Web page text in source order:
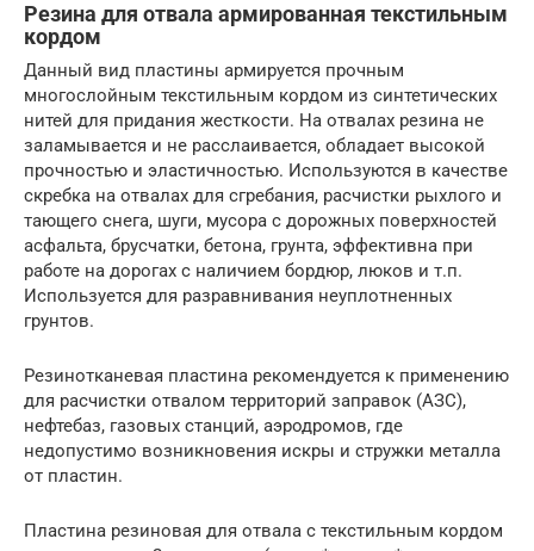
Резина для отвала армированная текстильным
кордом
Данный вид пластины армируется прочным
многослойным текстильным кордом из синтетических
нитей для придания жесткости. На отвалах резина не
заламывается и не расслаивается, обладает высокой
прочностью и эластичностью. Используются в качестве
скребка на отвалах для сгребания, расчистки рыхлого и
тающего снега, шуги, мусора с дорожных поверхностей
асфальта, брусчатки, бетона, грунта, эффективна при
работе на дорогах с наличием бордюр, люков и т.п.
Используется для разравнивания неуплотненных
грунтов.
Резинотканевая пластина рекомендуется к применению
для расчистки отвалом территорий заправок (АЗС),
нефтебаз, газовых станций, аэродромов, где
недопустимо возникновения искры и стружки металла
от пластин.
Пластина резиновая для отвала с текстильным кордом